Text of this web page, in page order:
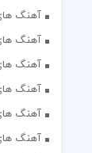
آهنگ
آهنگ
آهنگ
آهنگ
آهنگ
آهنگ